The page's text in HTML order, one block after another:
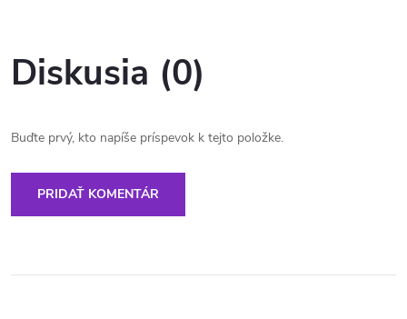
Diskusia (0)
Buďte prvý, kto napíše príspevok k tejto položke.
PRIDAŤ KOMENTÁR